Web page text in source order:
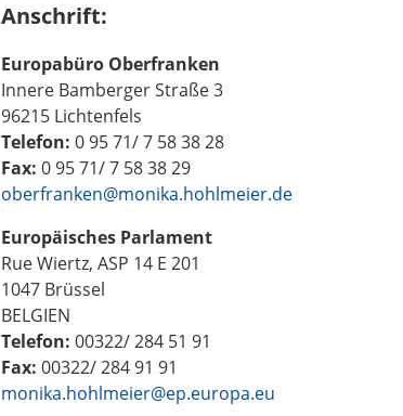
Anschrift:
Europabüro Oberfranken
Innere Bamberger Straße 3
96215 Lichtenfels
Telefon:0 95 71/ 7 58 38 28
Fax:0 95 71/ 7 58 38 29
oberfranken@monika.hohlmeier.de
Europäisches Parlament
Rue Wiertz, ASP 14 E 201
1047 Brüssel
BELGIEN
Telefon:00322/ 284 51 91
Fax:00322/ 284 91 91
monika.hohlmeier@ep.europa.eu